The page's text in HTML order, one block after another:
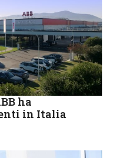
ha
in Italia